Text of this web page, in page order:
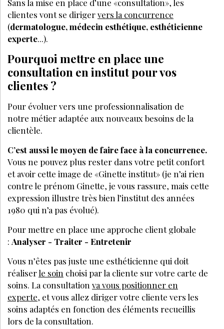
Sans la mise en place d’une «consultation», les
clientes vont se dirigervers la concurrence
(dermatologue, médecin esthétique, esthéticienne
experte...).
Pourquoi mettre en place une
consultation en institut pour vos
clientes ?
Pour évoluer vers une professionnalisation de
notre métier adaptée aux nouveaux besoins de la
clientèle.
C’est aussi le moyen de faire face à la concurrence.
Vous ne pouvez plus rester dans votre petit confort
et avoir cette image de «Ginette institut» (je n’ai rien
contre le prénom Ginette, je vous rassure, mais cette
expression illustre très bien l’institut des années
1980 qui n’a pas évolué).
Pour mettre en place une approche client globale
: Analyser - Traiter - Entretenir
Vous n’êtes pas juste une esthéticienne qui doit
réaliserle soin choisi par la cliente sur votre carte de
soins. La consultation va vous positionner en
experte, et vous allez diriger votre cliente vers les
soins adaptés en fonction des éléments recueillis
lors de la consultation.